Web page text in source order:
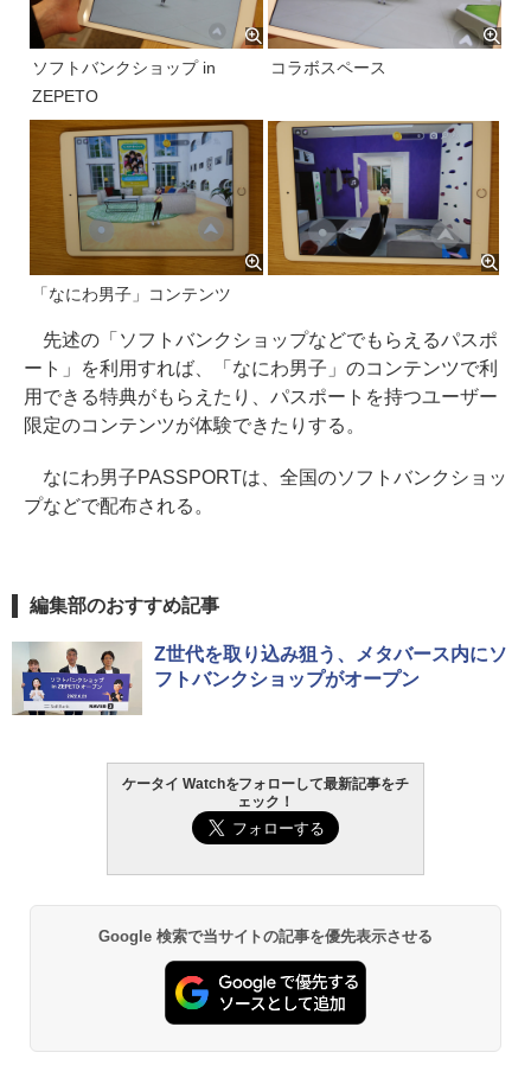
ソフトバンクショップ in
ZEPETO
コラボスペース
「なにわ男子」コンテンツ
先述の「ソフトバンクショップなどでもらえるパスポ
ート」を利用すれば、「なにわ男子」のコンテンツで利
用できる特典がもらえたり、パスポートを持つユーザー
限定のコンテンツが体験できたりする。
なにわ男子PASSPORTは、全国のソフトバンクショッ
プなどで配布される。
編集部のおすすめ記事
Z世代を取り込み狙う、メタバース内にソ
フトバンクショップがオープン
ケータイ Watchをフォローして最新記事をチ
ェック！
Google 検索で当サイトの記事を優先表示させる